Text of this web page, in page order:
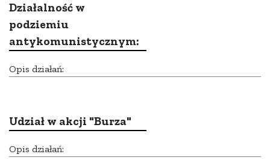
Działalność w
podziemiu
antykomunistycznym:
Opis działań:
Udział w akcji "Burza"
Opis działań: